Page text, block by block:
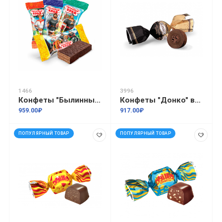
1466
Конфеты "Былинный край" 2кг
959.00₽
3996
Конфеты "Донко" вкус темный трюфель 1кг
917.00₽
ПОПУЛЯРНЫЙ ТОВАР ПОПУЛЯРНЫЙ ТОВАР